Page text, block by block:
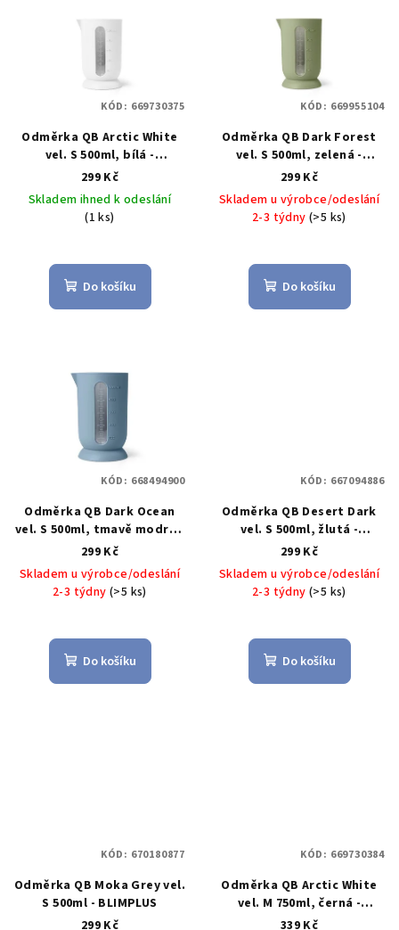
Odměrka QB Arctic White
vel. S 500ml, bílá -
BLIMPLUS
299 Kč
Skladem ihned k odeslání
(1 ks)
Do košíku
KÓD: 669730375
Odměrka QB Dark Forest
vel. S 500ml, zelená -
BLIMPLUS
299 Kč
Skladem u výrobce/odeslání
2-3 týdny(>5 ks)
Do košíku
KÓD: 669955104
Odměrka QB Dark Ocean
vel. S 500ml, tmavě modrá -
BLIMPLUS
299 Kč
Skladem u výrobce/odeslání
2-3 týdny(>5 ks)
Do košíku
KÓD: 668494900
Odměrka QB Desert Dark
vel. S 500ml, žlutá -
BLIMPLUS
299 Kč
Skladem u výrobce/odeslání
2-3 týdny(>5 ks)
Do košíku
KÓD: 667094886
Odměrka QB Moka Grey vel.
S 500ml - BLIMPLUS
299 Kč
KÓD: 670180877
Odměrka QB Arctic White
vel. M 750ml, černá -
BLIMPLUS
339 Kč
KÓD: 669730384